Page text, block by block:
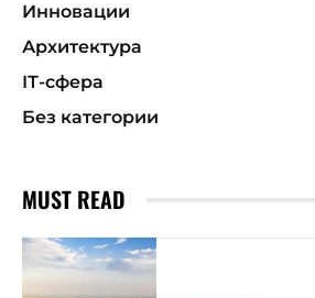
Инновации
Архитектура
ІТ-сфера
Без категории
MUST READ